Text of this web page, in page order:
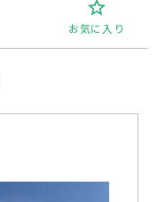
お気に入り